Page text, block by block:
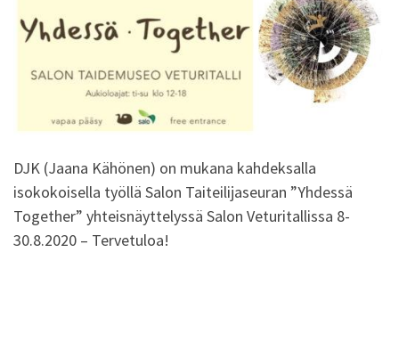
DJK (Jaana Kähönen) on mukana kahdeksalla
isokokoisella työllä Salon Taiteilijaseuran ”Yhdessä
Together” yhteisnäyttelyssä Salon Veturitallissa 8-
30.8.2020 – Tervetuloa!